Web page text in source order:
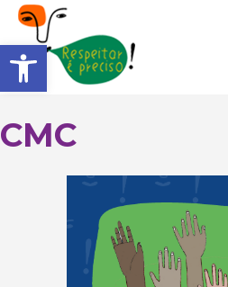
Barra de
CMC